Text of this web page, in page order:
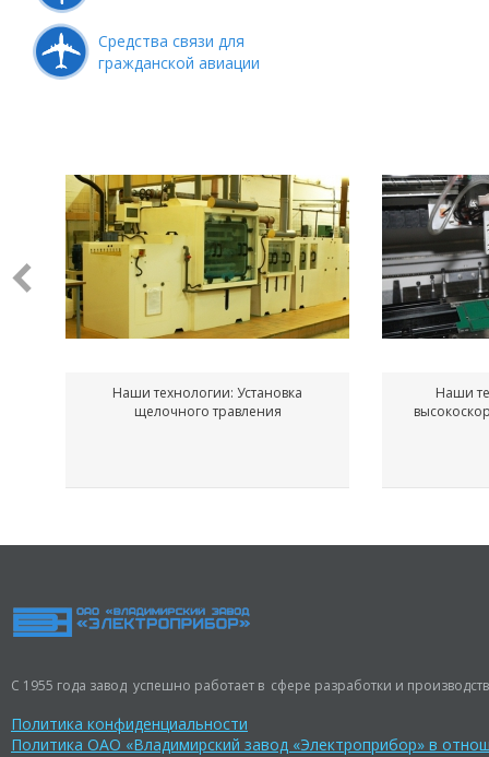
Средства связи для
гражданской авиации
Наши технологии: Установка
щелочного травления
Наши
С 1955 года завод успешно работает в сфере разработки и
Политика конфиденциальности
Политика ОАО «Владимирский завод «Электроприбор» в